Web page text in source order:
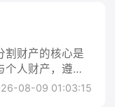
协商一致是核
括离婚时对共同
是双方真实意
国家、集体或第
、行政法规的
为夫妻共同财
先清偿债务，剩
例分配。 法律
景下的财产分
辆、存款、投
一方付出的大
方共同出资购买
产，或一方工
纠纷。 法律解
、兄弟姐妹
，由公证机构对
性予以证明的活
让专业的法律机
扶养义务的人
一方不同意支
请求法院分割共
照顾子女、女方
，可通过协商、
键在于收集证据
割财产的核心是
个人财产，遵循
等、照顾子女和
方等）。需先
08-09 01:03:15